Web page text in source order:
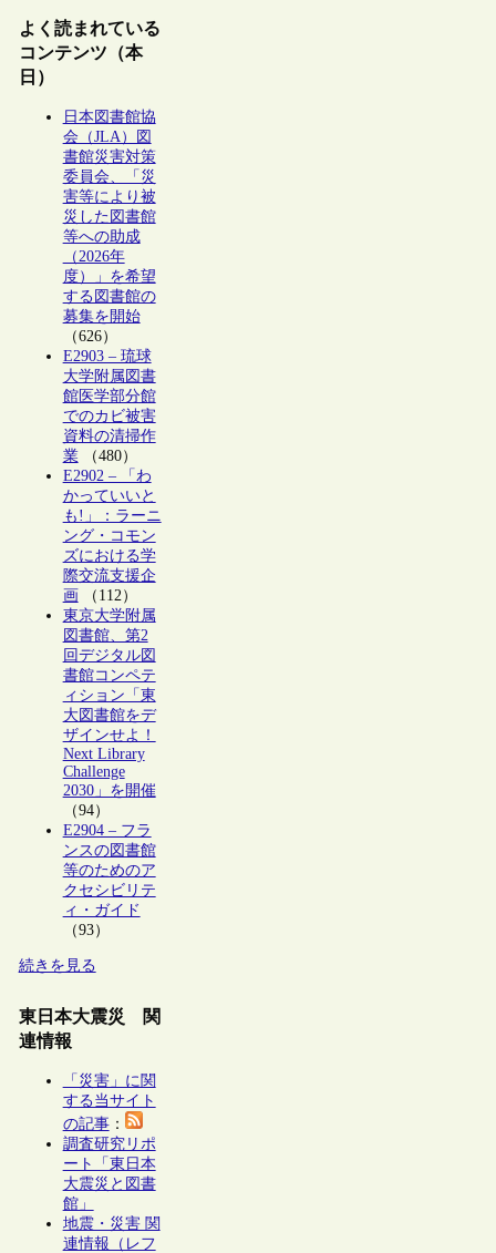
よく読まれている
コンテンツ（本
日）
日本図書館協
会（JLA）図
書館災害対策
委員会、「災
害等により被
災した図書館
等への助成
（2026年
度）」を希望
する図書館の
募集を開始
（626）
E2903 – 琉球
大学附属図書
館医学部分館
でのカビ被害
資料の清掃作
業（480）
E2902 – 「わ
かっていいと
も!」：ラーニ
ング・コモン
ズにおける学
際交流支援企
画 （112）
東京大学附属
図書館、第2
回デジタル図
書館コンペテ
ィション「東
大図書館をデ
ザインせよ！
Next Library
Challenge
2030」を開催
（94）
E2904 – フラ
ンスの図書館
等のためのア
クセシビリテ
ィ・ガイド
（93）
続きを見る
東日本大震災 関
連情報
「災害」に関
する当サイト
の記事：
調査研究リポ
ート「東日本
大震災と図書
館」
地震・災害 関
連情報（レフ